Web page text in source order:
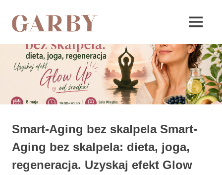
content
MENU
Smart-Aging bez skalpela Smart-
Aging bez skalpela: dieta, joga,
regeneracja. Uzyskaj efekt Glow